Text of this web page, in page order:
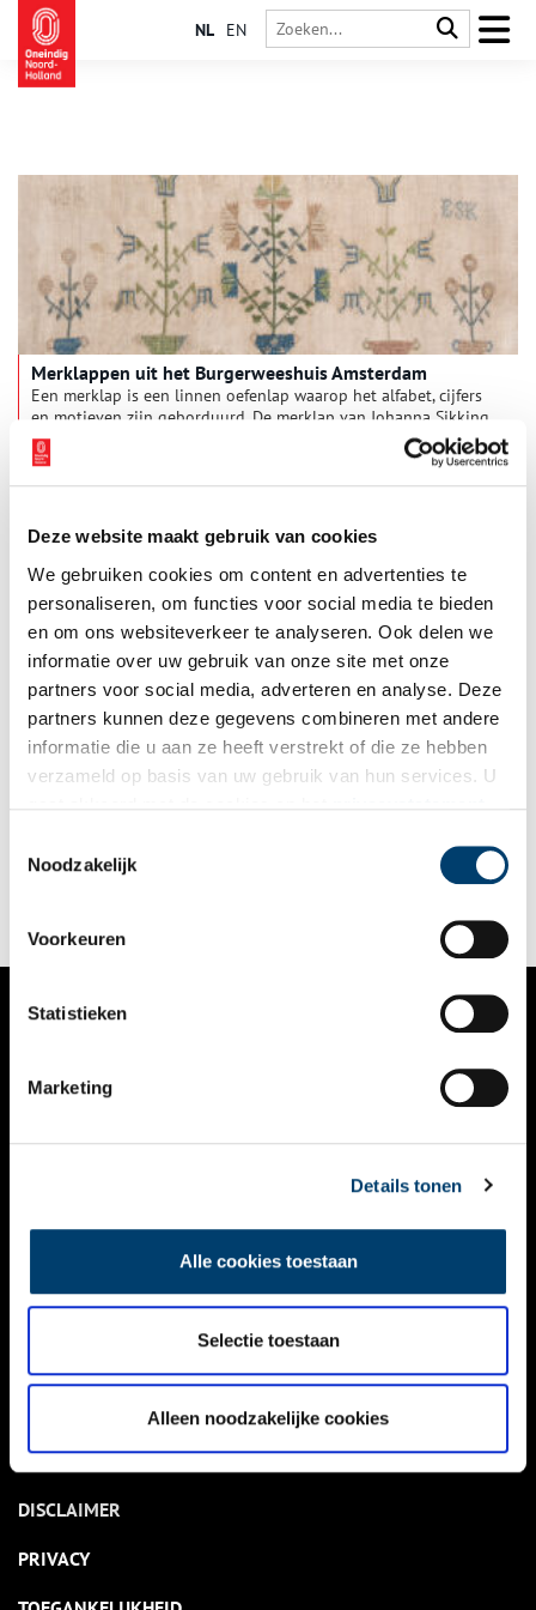
Deze website maakt gebruik van cookies
We gebruiken cookies om content en advertenties te
personaliseren, om functies voor social media te bieden
en om ons websiteverkeer te analyseren. Ook delen we
informatie over uw gebruik van onze site met onze
partners voor social media, adverteren en analyse. Deze
partners kunnen deze gegevens combineren met andere
informatie die u aan ze heeft verstrekt of die ze hebben
verzameld op basis van uw gebruik van hun services. U
Noodzakelijk
Voorkeuren
Statistieken
Marketing
Details tonen
Alle cookies toestaan
Selectie toestaan
Alleen noodzakelijke cookies
NL EN
Merklappen uit het Burgerweeshuis Amsterdam
Een merklap is een linnen oefenlap waarop het alfabet, cijfers
en motieven zijn geborduurd. De merklap van Johanna Sikking
(1799) behoort tot de oudste, bewaard gebleven gedateerde
merklappen van het Burgerweeshuis in Amsterdam.
Een dag uit het leven van een Amsterdams weeskind
Donderdag 12 maart 1895, zes uur ’s morgens. Wat zou ik
graag nog even blijven liggen, denkt Johanna Wijnberg als ze
vloer van de slaapzaal maakt krakende geluiden.
NIEUWS
KALENDER
ACTIVITEITEN
NIEUWSBRIEF
DISCLAIMER
PRIVACY